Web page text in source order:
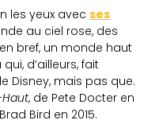
les yeux avecses
au ciel rose, des
bref, un monde haut
d’ailleurs, fait
Disney, mais pas que.
Haut, de Pete Docter en
Bird en 2015.